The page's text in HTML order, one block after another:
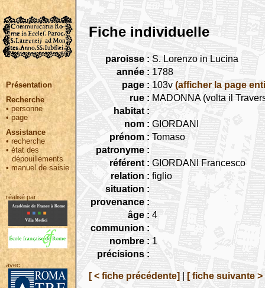
Présentation
Recherche
• personne
•page
Assistance
• recherche
•état des
dépouillements
•manuel de saisie
réalisé par :
avec :
Fiche individuelle
paroisse : S. Lorenzo in Lucina
année : 1788
page : 103v (afficher la page
rue : MADONNA (volta il
habitat :
nom : GIORDANI
prénom : Tomaso
patronyme :
référent : GIORDANI Francesco
relation : figlio
situation :
provenance :
âge : 4
communion :
nombre : 1
précisions :
[ < fiche précédente] [ fiche suivante >